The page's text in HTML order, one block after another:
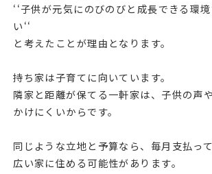
‘‘子供が元気にのびのびと成長できる環
い‘‘
と考えたことが理由となります。
持ち家は子育てに向いています。
隣家と距離が保てる一軒家は、子供の声
かけにくいからです。
同じような立地と予算なら、毎月支払っ
広い家に住める可能性があります。